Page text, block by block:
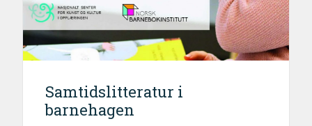
Samtidslitteratur i
barnehagen